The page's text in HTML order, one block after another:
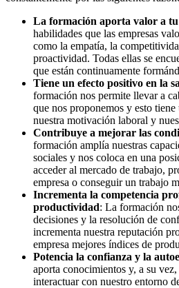
La formación aporta valor a
habilidades que las empresas
como la empatía, la
proactividad. Todas ellas se
que están continuamente
Tiene un efecto positivo en la
formación nos permite llevar a
que nos proponemos y esto
nuestra motivación laboral y
Contribuye a mejorar las
formación amplía nuestras
sociales y nos coloca en una
acceder al mercado de trabajo,
empresa o conseguir un trabajo
Incrementa la competencia
productividad: La formación
decisiones y la resolución de
incrementa nuestra reputación
empresa mejores índices de
Potencia la confianza y la
aporta conocimientos y, a su
interactuar con nuestro entorno